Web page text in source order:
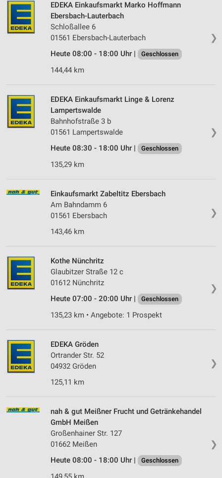
❯
EDEKA Einkaufsmarkt Marko Hoffmann
Ebersbach-Lauterbach
Schloßallee 6
01561 Ebersbach-Lauterbach
Heute 08:00 - 18:00 Uhr |
Geschlossen
144,44 km
❯
EDEKA Einkaufsmarkt Linge & Lorenz
Lampertswalde
Bahnhofstraße 3 b
01561 Lampertswalde
Heute 08:30 - 18:00 Uhr |
Geschlossen
135,29 km
❯
Einkaufsmarkt Zabeltitz Ebersbach
Am Bahndamm 6
01561 Ebersbach
143,46 km
❯
Kothe Nünchritz
Glaubitzer Straße 12 c
01612 Nünchritz
Heute 07:00 - 20:00 Uhr |
Geschlossen
135,23 km • Angebote: 1 Prospekt
❯
EDEKA Gröden
Ortrander Str. 52
04932 Gröden
125,11 km
❯
nah & gut Meißner Frucht und Getränkehandel
GmbH Meißen
Großenhainer Str. 127
01662 Meißen
Heute 08:00 - 18:00 Uhr |
Geschlossen